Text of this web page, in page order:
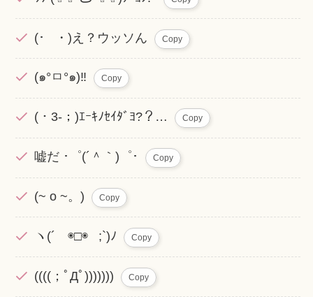
(･ ・)え？ウッソん Copy
(๑°ㅁ°๑)‼ Copy
(・3-；)ｴｰｷﾉｾｲﾀﾞﾖ?？… Copy
嘘だ ･゜(´＾｀)゜･ Copy
(~ o ~。) Copy
ヽ(´ ◉□◉ ;`)ﾉ Copy
((((；ﾟДﾟ))))))) Copy